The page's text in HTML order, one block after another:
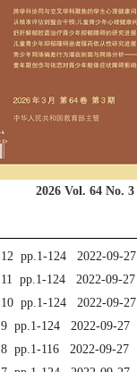
2026 Vol. 64 No. 3
pp.1-124 2022-09-27
pp.1-124 2022-09-27
pp.1-124 2022-09-27
pp.1-124 2022-09-27
pp.1-116 2022-09-27